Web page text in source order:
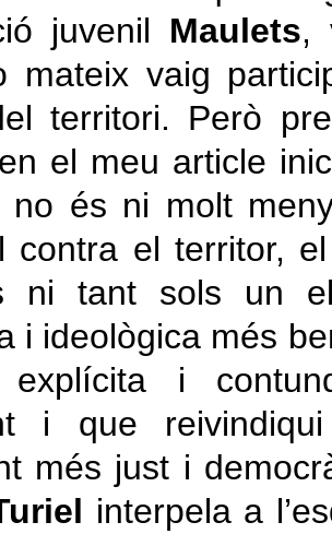
juvenil Maulets,
mateix vaig
territori. Però
el meu article
no és ni molt
contra el territor,
tant sols un
i ideològica més
explícita i
i que
més just i
interpela a